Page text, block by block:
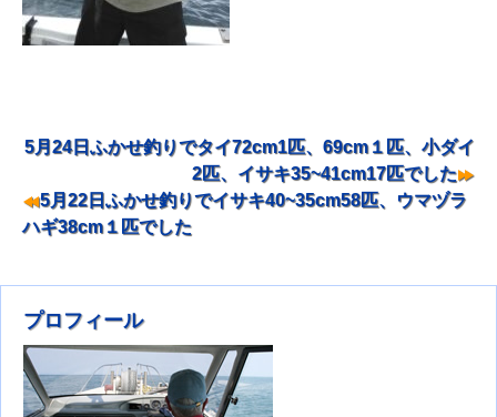
投稿ナビゲーション
5月24日ふかせ釣りでタイ72cm1匹、69cm１匹、小ダイ
2匹、イサキ35~41cm17匹でした
5月22日ふかせ釣りでイサキ40~35cm58匹、ウマヅラ
ハギ38cm１匹でした
プロフィール